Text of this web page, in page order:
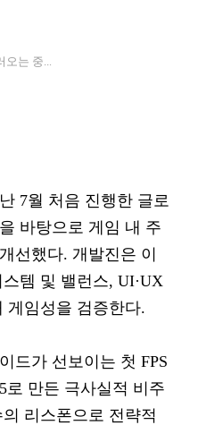
오는 중...
7월 처음 진행한 글로
바탕으로 게임 내 주
선했다. 개발진은 이
템 및 밸런스, UI·UX
게임성을 검증한다.
드가 선보이는 첫 FPS
만든 극사실적 비주
리스폰으로 전략적